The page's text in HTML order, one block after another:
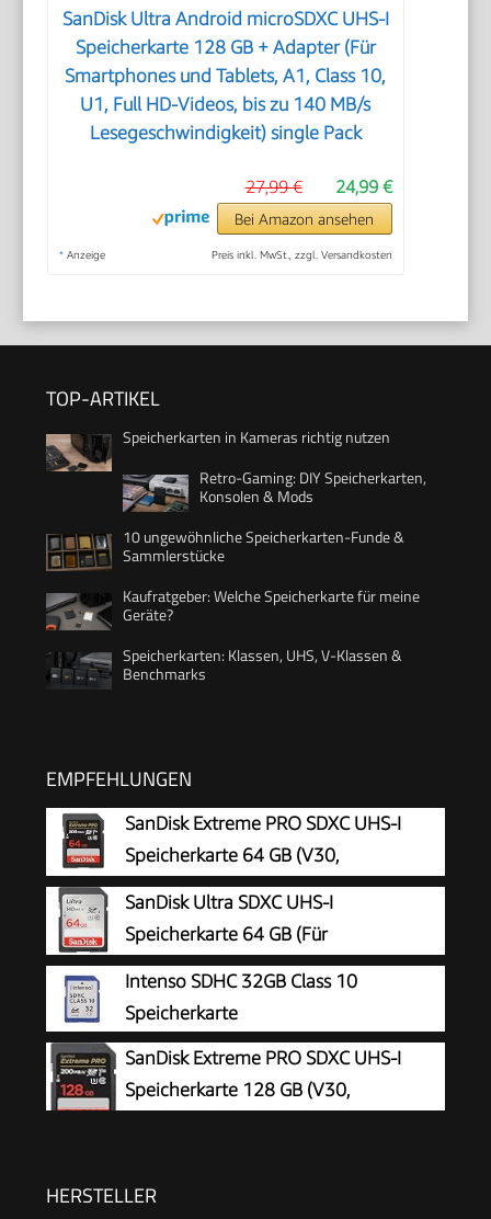
SanDisk Ultra Android microSDXC UHS-I
Speicherkarte 128 GB + Adapter (Für
Smartphones und Tablets, A1, Class 10,
U1, Full HD-Videos, bis zu 140 MB/s
Lesegeschwindigkeit) single Pack
24,99 €
27,99 €
Bei Amazon ansehen
* Anzeige Preis inkl. MwSt., zzgl. Versandkosten
TOP-ARTIKEL
Speicherkarten in Kameras richtig nutzen
Retro-Gaming: DIY Speicherkarten,
Konsolen & Mods
10 ungewöhnliche Speicherkarten-Funde &
Sammlerstücke
Kaufratgeber: Welche Speicherkarte für meine
Geräte?
Speicherkarten: Klassen, UHS, V-Klassen &
Benchmarks
EMPFEHLUNGEN
SanDisk Extreme PRO SDXC UHS-I
Speicherkarte 64 GB (V30,
Übertragungsgeschwindigkeit 200
MB/s, U3, 4K UHD Videos, SanDisk QuickFlow-
Technologie, temperaturbeständig)
SanDisk Ultra SDXC UHS-I
Speicherkarte 64 GB (Für
Kompaktkameras der Einstiegs- und
Mittelklasse, Full HD-Videos, U1, C10,V10, bis
140 MB/s Lesegeschwindigkeit, 10 Jahre
Garantie)
Intenso SDHC 32GB Class 10
Speicherkarte
SanDisk Extreme PRO SDXC UHS-I
Speicherkarte 128 GB (V30,
Technologie, temperaturbeständig)
HERSTELLER